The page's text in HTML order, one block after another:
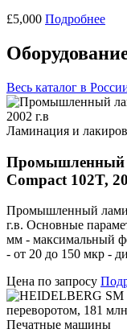
£5,000 Подробнее
Весь каталог в
Ламинация и
Промышленный
Compact 102T,
Промышленный
г.в. Основные
мм - максимальный
- от 20 до 150 мкр -
Цена по запросу
Печатные машины